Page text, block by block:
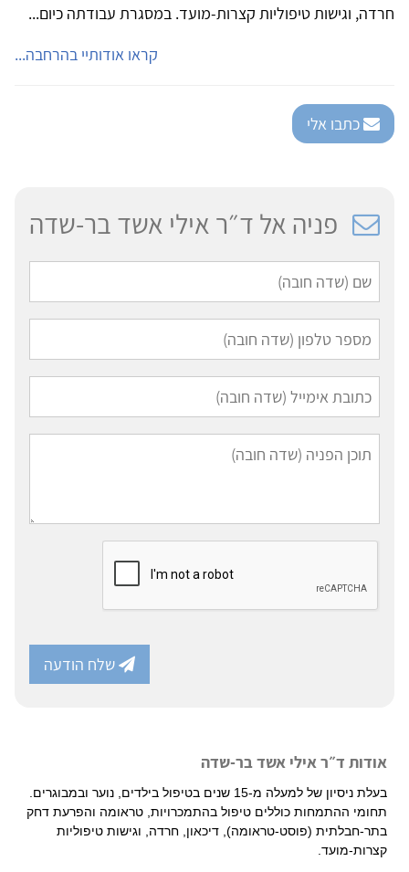
חרדה, וגישות טיפוליות קצרות-מועד. במסגרת עבודתה כיום...
קראו אודותיי בהרחבה...
כתבו אלי
פניה אל ד״ר אילי אשד בר-שדה
שלח הודעה
אודות ד״ר אילי אשד בר-שדה
בעלת ניסיון של למעלה מ-15 שנים בטיפול בילדים, נוער ובמבוגרים.
תחומי ההתמחות כוללים טיפול בהתמכרויות, טראומה והפרעת דחק
בתר-חבלתית (פוסט-טראומה), דיכאון, חרדה, וגישות טיפוליות
קצרות-מועד.